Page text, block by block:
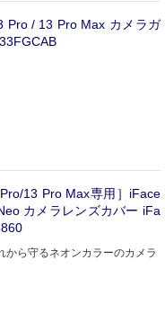
Pro / 13 Pro Max カメラガ
13 Pro Max専用］iFace
カメラレンズカバー iFa
から守るネオンカラーのカメラ